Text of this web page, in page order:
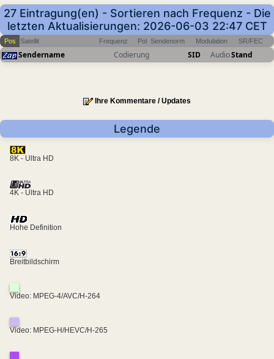
27 Eintragung(en) - Sortieren nach Frequenz - Die
letzten Aktualisierungen: 2026-06-03 22:47 CET
Pos Satellit Frequenz Pol Sendenorm Modulation SR/FEC
Sendername Codierung SID AudioStand
Ihre Kommentare / Updates
Legende
8K - Ultra HD
4K - Ultra HD
Hohe Definition
Breitbildschirm
Video: MPEG-4/AVC/H-264
Video: MPEG-H/HEVC/H-265